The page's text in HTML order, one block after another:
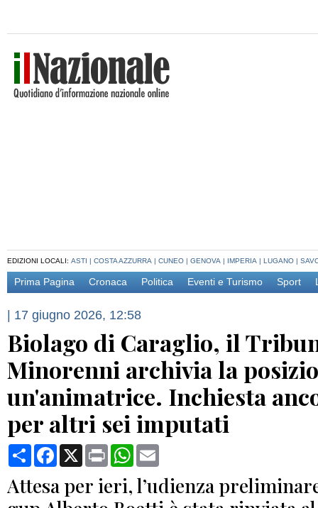
EDIZIONI LOCALI: ASTI | COSTA AZZURRA | CUNEO | GENOVA | IMPERIA | LUGANO |
Prima Pagina Cronaca Politica Eventi e Turismo Sport
| 17 giugno 2026, 12:58
Biolago di Caraglio, il
Minorenni archivia la
un'animatrice. Inchiesta
per altri sei imputati
CondividiFacebook
X Print WhatsApp
Attesa per ieri, l’udienza